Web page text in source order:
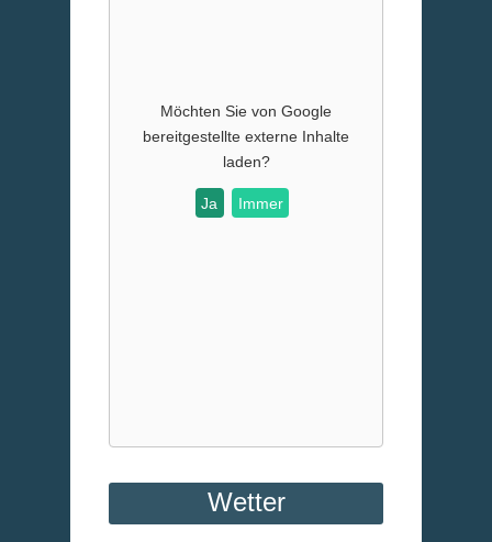
Möchten Sie von Google
bereitgestellte externe Inhalte
laden?
Ja Immer
Wetter